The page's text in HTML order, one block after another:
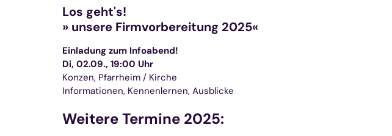
Los geht's!
» unsere Firmvorbereitung 2025«
Einladung zum Infoabend!
Di, 02.09., 19:00 Uhr
Konzen, Pfarrheim / Kirche
Informationen, Kennenlernen, Ausblicke
Weitere Termine 2025: